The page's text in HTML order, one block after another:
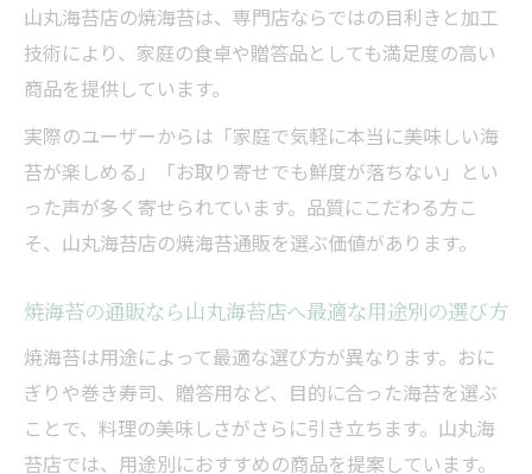
焼海苔の通販なら山丸海苔店へお取り寄せ
で失敗しないコツ
美味しい焼海苔を通販で手に入れるための実践
術
焼海苔の通販なら山丸海苔店へ賢く美味し
い海苔を選ぶ方法
焼海苔の通販なら山丸海苔店へ実践したい
焼海苔の通販なら山丸海苔店へ人気ランキ
ングの活用術
焼海苔の通販なら山丸海苔店へ用途ごとに
合う選び方を提案
山丸海苔店の焼海苔は、専門店ならではの目利きと加工
技術により、家庭の食卓や贈答品としても満足度の高い
商品を提供しています。
実際のユーザーからは「家庭で気軽に本当に美味しい海
苔が楽しめる」「お取り寄せでも鮮度が落ちない」とい
った声が多く寄せられています。品質にこだわる方こ
そ、山丸海苔店の焼海苔通販を選ぶ価値があります。
焼海苔の通販なら山丸海苔店へ最適な用途別の選び方
焼海苔は用途によって最適な選び方が異なります。おに
ぎりや巻き寿司、贈答用など、目的に合った海苔を選ぶ
ことで、料理の美味しさがさらに引き立ちます。山丸海
苔店では、用途別におすすめの商品を提案しています。